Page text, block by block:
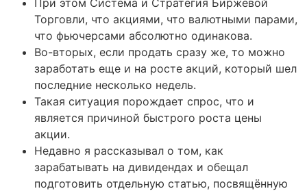
Торговли, что акциями, что валютными парами,
что фьючерсами абсолютно одинакова.
Во-вторых, если продать сразу же, то можно
заработать еще и на росте акций, который шел
последние несколько недель.
Такая ситуация порождает спрос, что и
является причиной быстрого роста цены
акции.
Недавно я рассказывал о том, как
зарабатывать на дивидендах и обещал
подготовить отдельную статью, посвящённую